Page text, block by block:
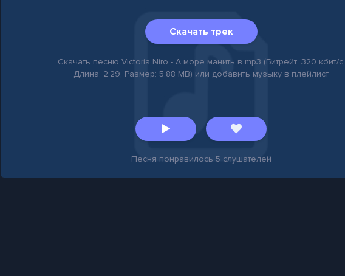
Скачать трек
Скачать песню Victoria Niro - А море манить в mp3 (Битрейт: 320 кбит/с,
Длина: 2:29, Размер: 5.88 MB) или добавить музыку в плейлист
Песня понравилось 5 слушателей